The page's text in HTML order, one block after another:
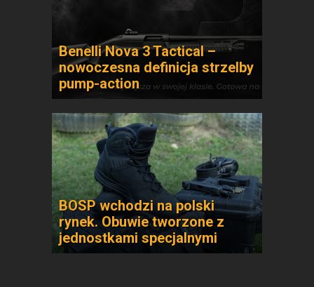
Benelli Nova 3 Tactical –
nowoczesna definicja strzelby
pump-action
BOSP wchodzi na polski
rynek. Obuwie tworzone z
jednostkami specjalnymi